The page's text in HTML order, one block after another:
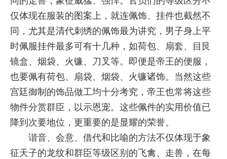
仅体现在服装的图案上，就连佩饰、挂件也截然不
同，尤其是清代刺绣的佩饰最为讲究，男子身上平
时佩服挂件最多可有十几种，如荷包、扇套、目艮
镜盒、烟袋、火镰、刀叉等。即便是帝王的便服，
也要佩有荷包、扇袋、烟袋、火镰诸饰。当然这些
宫廷御制的饰品做工均十分考究，帝王也常将这些
物件分赏群臣，以示恩宠。这些佩件的实用价值已
降到次要地位，更重要的是显耀的荣誉。
谐音、会意、借代和比喻的方法不仅体现于象
征天子的龙纹和群臣等级区别的飞禽、走兽，在每